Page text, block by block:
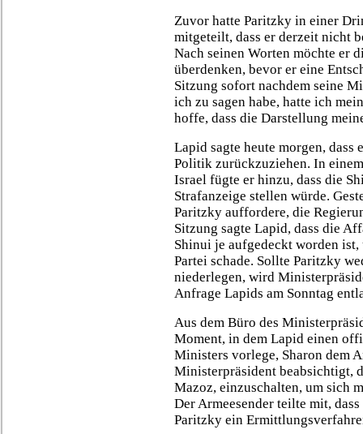
Zuvor hatte Paritzky in einer
mitgeteilt, dass er derzeit nicht
Nach seinen Worten möchte er
überdenken, bevor er eine
Sitzung sofort nachdem seine
ich zu sagen habe, hatte ich
hoffe, dass die Darstellung
Lapid sagte heute morgen, dass
Politik zurückzuziehen. In
Israel fügte er hinzu, dass die
Strafanzeige stellen würde.
Paritzky auffordere, die
Sitzung sagte Lapid, dass die
Shinui je aufgedeckt worden ist,
Partei schade. Sollte Paritzky
niederlegen, wird
Anfrage Lapids am Sonntag
Aus dem Büro des
Moment, in dem Lapid einen
Ministers vorlege, Sharon dem
Ministerpräsident beabsichtigt,
Mazoz, einzuschalten, um sich
Der Armeesender teilte mit,
Paritzky ein